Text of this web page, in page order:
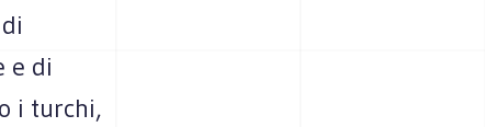
e di
i turchi,